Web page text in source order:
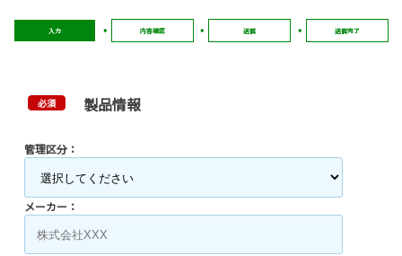
入力 内容確認 送信 送信完了
必須 製品情報
管理区分：
メーカー：